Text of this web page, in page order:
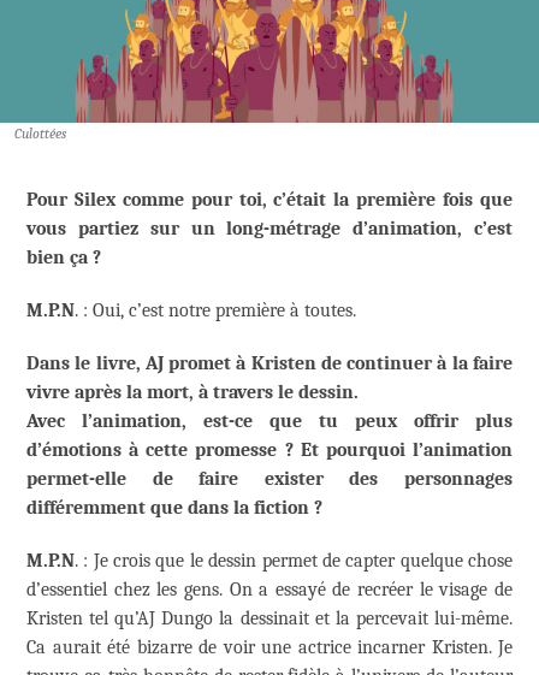
Culottées
Pour Silex comme pour toi, c’était la première fois que
vous partiez sur un long-métrage d’animation, c’est
bien ça ?
M.P.N. : Oui, c’est notre première à toutes.
Dans le livre, AJ promet à Kristen de continuer à la faire
vivre après la mort, à travers le dessin.
Avec l’animation, est-ce que tu peux offrir plus
d’émotions à cette promesse ? Et pourquoi l’animation
permet-elle de faire exister des personnages
différemment que dans la fiction ?
M.P.N. : Je crois que le dessin permet de capter quelque chose
d’essentiel chez les gens. On a essayé de recréer le visage de
Kristen tel qu’AJ Dungo la dessinait et la percevait lui-même.
Ca aurait été bizarre de voir une actrice incarner Kristen. Je